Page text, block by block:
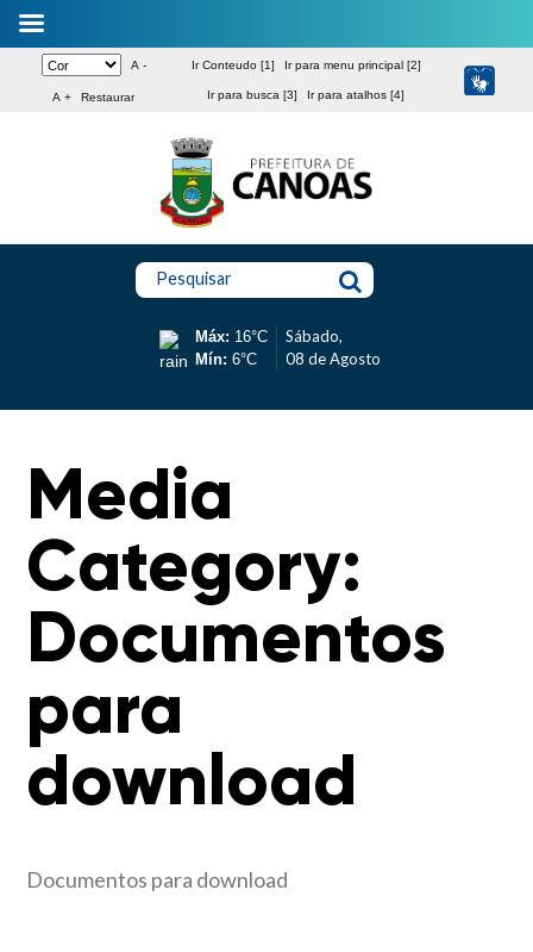
A -
A + Restaurar
Ir Conteudo [1] Ir para menu principal [2]
Ir para busca [3] Ir para atalhos [4]
Pesquisar
Máx: 16°C
Mín: 6°C
Sábado,
08 de Agosto
Media
Category:
Documentos
para
download
Documentos para download